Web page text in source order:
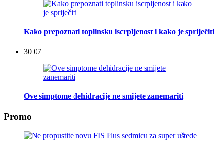
Kako prepoznati toplinsku iscrpljenost i kako je spriječiti
30 07
Ove simptome dehidracije ne smijete zanemariti
Promo